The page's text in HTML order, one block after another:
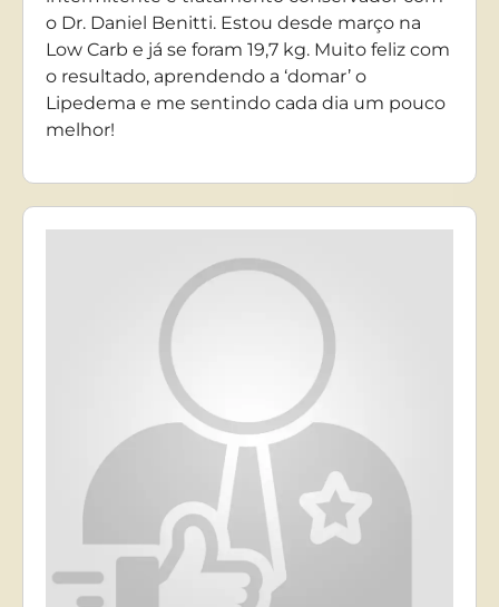
o Dr. Daniel Benitti. Estou desde março na
Low Carb e já se foram 19,7 kg. Muito feliz com
o resultado, aprendendo a ‘domar’ o
Lipedema e me sentindo cada dia um pouco
melhor!